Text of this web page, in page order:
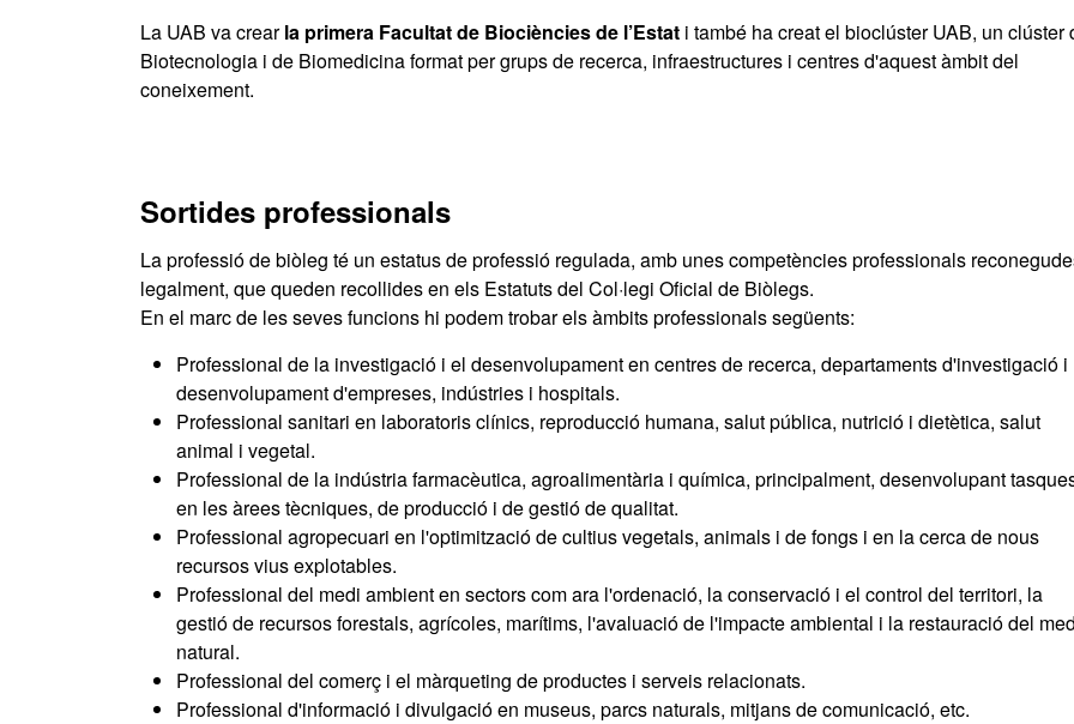
La UAB va crearla primera Facultat de Biociències de l’Estat i també ha creat el bioclúster UAB, un clúster
Biotecnologia i de Biomedicina format per grups de recerca, infraestructures i centres d'aquest àmbit del
coneixement.
Sortides professionals
La professió de biòleg té un estatus de professió regulada, amb unes competències professionals
legalment, que queden recollides en els Estatuts del Col·legi Oficial de Biòlegs.
En el marc de les seves funcions hi podem trobar els àmbits professionals següents:
Professional de la investigació i el desenvolupament en centres de recerca, departaments d'investigació i
desenvolupament d'empreses, indústries i hospitals.
Professional sanitari en laboratoris clínics, reproducció humana, salut pública, nutrició i dietètica, salut
animal i vegetal.
Professional de la indústria farmacèutica, agroalimentària i química, principalment, desenvolupant
en les àrees tècniques, de producció i de gestió de qualitat.
Professional agropecuari en l'optimització de cultius vegetals, animals i de fongs i en la cerca de nous
recursos vius explotables.
Professional del medi ambient en sectors com ara l'ordenació, la conservació i el control del territori, la
gestió de recursos forestals, agrícoles, marítims, l'avaluació de l'impacte ambiental i la restauració del
natural.
Professional del comerç i el màrqueting de productes i serveis relacionats.
Professional d'informació i divulgació en museus, parcs naturals, mitjans de comunicació, etc.